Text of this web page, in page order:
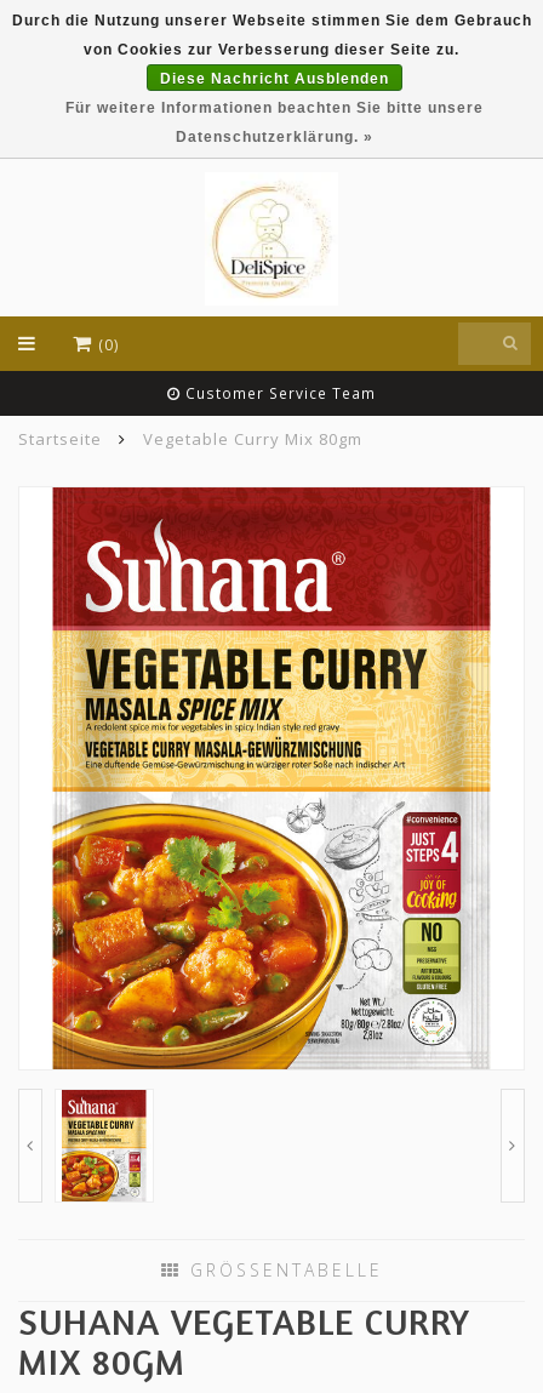
DeliSpice is your online Indian grocery shop with
exclusive brands like Daawat, Suhana, DeliSpice
and many more !!!
(0)
Customer Service Team
Startseite Vegetable Curry Mix 80gm
GRÖSSENTABELLE
SUHANA VEGETABLE CURRY
MIX 80GM
Durch die Nutzung unserer Webseite stimmen Sie dem Gebrauch
von Cookies zur Verbesserung dieser Seite zu.
Diese Nachricht Ausblenden
Für weitere Informationen beachten Sie bitte unsere
Datenschutzerklärung. »